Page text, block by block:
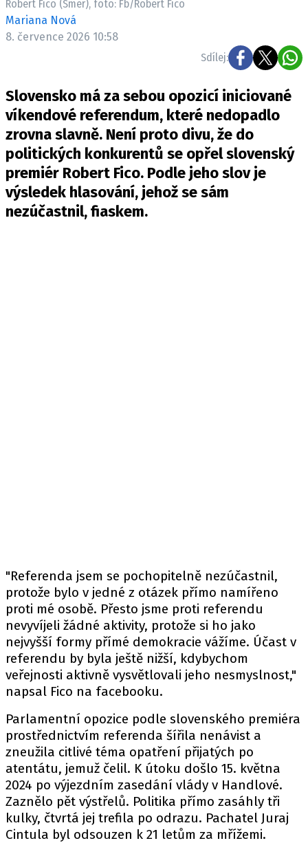
Robert Fico (Smer), foto: Fb/Robert Fico
Mariana Nová
8. července 2026 10:58
Sdílej:
Slovensko má za sebou opozicí iniciované
víkendové referendum, které nedopadlo
zrovna slavně. Není proto divu, že do
politických konkurentů se opřel slovenský
premiér Robert Fico. Podle jeho slov je
výsledek hlasování, jehož se sám
nezúčastnil, fiaskem.
"Referenda jsem se pochopitelně nezúčastnil,
protože bylo v jedné z otázek přímo namířeno
proti mé osobě. Přesto jsme proti referendu
nevyvíjeli žádné aktivity, protože si ho jako
nejvyšší formy přímé demokracie vážíme. Účast v
referendu by byla ještě nižší, kdybychom
veřejnosti aktivně vysvětlovali jeho nesmyslnost,"
napsal Fico na facebooku.
Parlamentní opozice podle slovenského premiéra
prostřednictvím referenda šířila nenávist a
zneužila citlivé téma opatření přijatých po
atentátu, jemuž čelil. K útoku došlo 15. května
2024 po výjezdním zasedání vlády v Handlové.
Zaznělo pět výstřelů. Politika přímo zasáhly tři
kulky, čtvrtá jej trefila po odrazu. Pachatel Juraj
Cintula byl odsouzen k 21 letům za mřížemi.